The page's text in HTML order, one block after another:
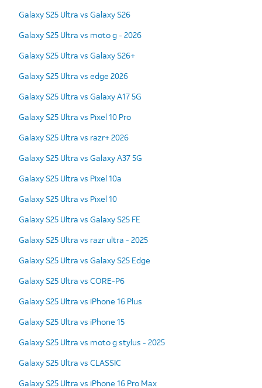
Galaxy S25 Ultra vs Galaxy S26
Galaxy S25 Ultra vs moto g - 2026
Galaxy S25 Ultra vs Galaxy S26+
Galaxy S25 Ultra vs edge 2026
Galaxy S25 Ultra vs Galaxy A17 5G
Galaxy S25 Ultra vs Pixel 10 Pro
Galaxy S25 Ultra vs razr+ 2026
Galaxy S25 Ultra vs Galaxy A37 5G
Galaxy S25 Ultra vs Pixel 10a
Galaxy S25 Ultra vs Pixel 10
Galaxy S25 Ultra vs Galaxy S25 FE
Galaxy S25 Ultra vs razr ultra - 2025
Galaxy S25 Ultra vs Galaxy S25 Edge
Galaxy S25 Ultra vs CORE-P6
Galaxy S25 Ultra vs iPhone 16 Plus
Galaxy S25 Ultra vs iPhone 15
Galaxy S25 Ultra vs moto g stylus - 2025
Galaxy S25 Ultra vs CLASSIC
Galaxy S25 Ultra vs iPhone 16 Pro Max